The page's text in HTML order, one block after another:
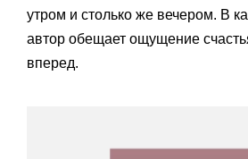
утром и столько же вечером. В
автор обещает ощущение
вперед.